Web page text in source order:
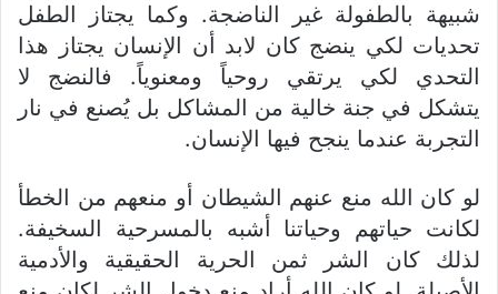
شبيهة بالطفولة غير الناضجة. وكما يجتاز الطفل
تحديات لكي ينضج كان لابد أن الإنسان يجتاز هذا
التحدي لكي يرتقي روحياً ومعنوياً. فالنضج لا
يتشكل في جنة خالية من المشاكل بل يُصنع في نار
التجربة عندما ينجح فيها الإنسان.
لو كان الله منع عنهم الشيطان أو منعهم من الخطأ
لكانت حياتهم وحياتنا أشبه بالمسرحية السخيفة.
لذلك كان الشر ثمن الحرية الحقيقية والأدمية